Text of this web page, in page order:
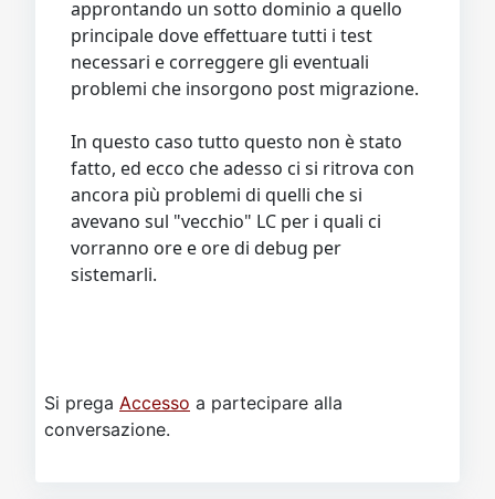
approntando un sotto dominio a quello
principale dove effettuare tutti i test
necessari e correggere gli eventuali
problemi che insorgono post migrazione.
In questo caso tutto questo non è stato
fatto, ed ecco che adesso ci si ritrova con
ancora più problemi di quelli che si
avevano sul "vecchio" LC per i quali ci
vorranno ore e ore di debug per
sistemarli.
Si prega Accesso a partecipare alla
conversazione.